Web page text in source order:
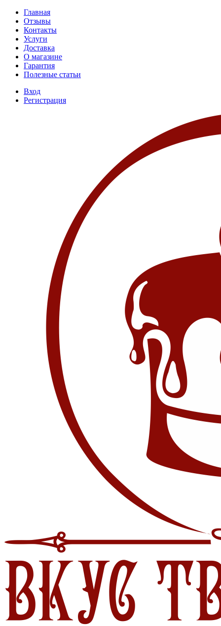
Главная
Отзывы
Контакты
Услуги
Доставка
О магазине
Гарантия
Полезные статьи
Вход
Регистрация